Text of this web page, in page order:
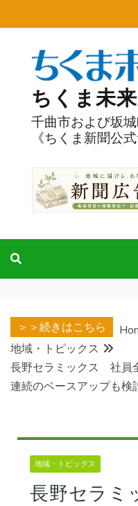
to
ちくま未
千曲市および坂
《ちくま新聞公
＞＞続きはこちら
地域・トピックス
長野セラミックス 社員
連続のベースアップも検
地域・トピックス
長野セラ